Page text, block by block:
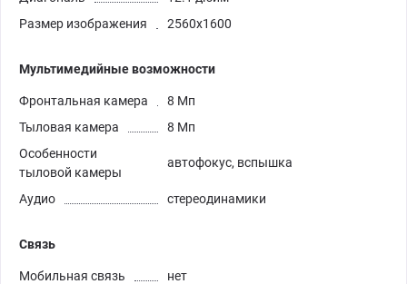
Размер изображения
2560x1600
Мультимедийные возможности
Фронтальная камера
8 Мп
Тыловая камера
8 Мп
Особенности
тыловой камеры
автофокус, вспышка
Аудио стереодинамики
Связь
Мобильная связь
нет